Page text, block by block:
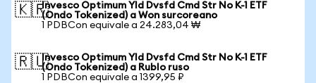
🇰🇷Invesco Optimum Yld Dvsfd Cmd Str No K-1 ETF
(Ondo Tokenized) a Won surcoreano
1 PDBCon equivale a 24.283,04 ₩
🇷🇺Invesco Optimum Yld Dvsfd Cmd Str No K-1 ETF
(Ondo Tokenized) a Rublo ruso
1 PDBCon equivale a 1399,95 ₽